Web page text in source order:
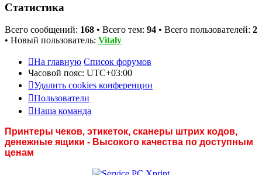
Статистика
Всего сообщений: 168 • Всего тем: 94 • Всего пользователей: 2
• Новый пользователь: Vitaly
На главную Список форумов
Часовой пояс: UTC+03:00
Удалить cookies конференции
Пользователи
Наша команда
Принтеры чеков, этикеток, сканеры штрих кодов,
денежные ящики - Высокого качества по доступным
ценам